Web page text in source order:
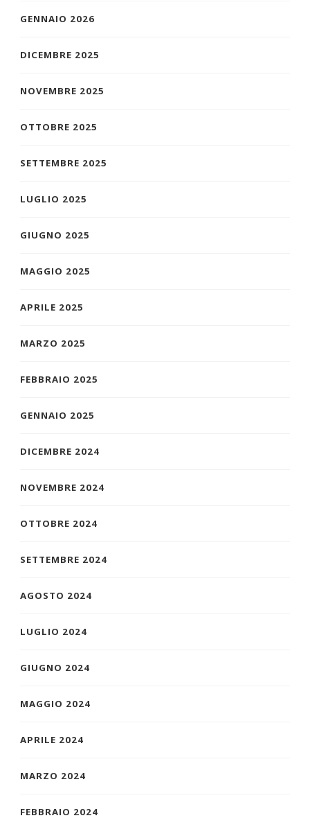
GENNAIO 2026
DICEMBRE 2025
NOVEMBRE 2025
OTTOBRE 2025
SETTEMBRE 2025
LUGLIO 2025
GIUGNO 2025
MAGGIO 2025
APRILE 2025
MARZO 2025
FEBBRAIO 2025
GENNAIO 2025
DICEMBRE 2024
NOVEMBRE 2024
OTTOBRE 2024
SETTEMBRE 2024
AGOSTO 2024
LUGLIO 2024
GIUGNO 2024
MAGGIO 2024
APRILE 2024
MARZO 2024
FEBBRAIO 2024